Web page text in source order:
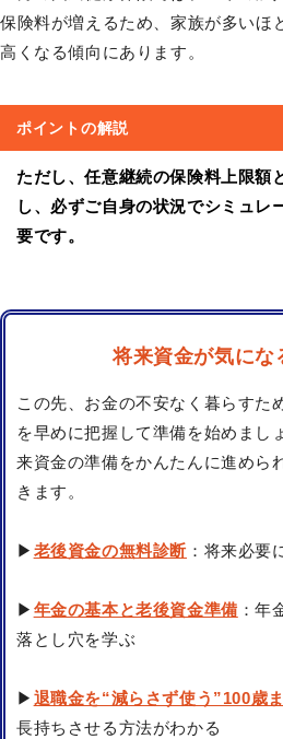
保険料が増えるため、家族が多いほ
高くなる傾向にあります。
ポイントの解説
ただし、任意継続の保険料上限額
し、必ずご自身の状況でシミュレ
要です。
将来資金が気にな
この先、お金の不安なく暮らすた
を早めに把握して準備を始めまし
来資金の準備をかんたんに進めら
きます。
▶ 老後資金の無料診断 ：将来必要
▶ 年金の基本と老後資金準備 ：年
落とし穴を学ぶ
▶ 退職金を“減らさず使う”100歳
長持ちさせる方法がわかる